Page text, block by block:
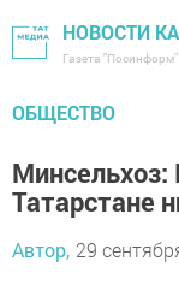
НОВОСТИ
Газета
ОБЩЕСТВО
Минсельхоз:
Татарстане
Автор, 29